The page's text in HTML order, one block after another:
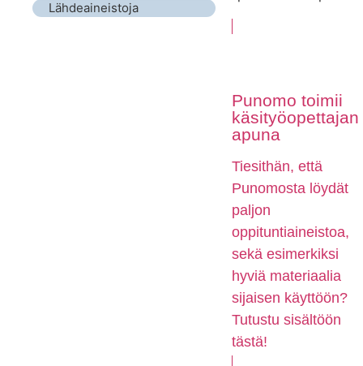
Lähdeaineistoja
Punomo toimii
käsityöopettajan
apuna
Tiesithän, että
Punomosta löydät
paljon
oppituntiaineistoa,
sekä esimerkiksi
hyviä materiaalia
sijaisen käyttöön?
Tutustu sisältöön
tästä!